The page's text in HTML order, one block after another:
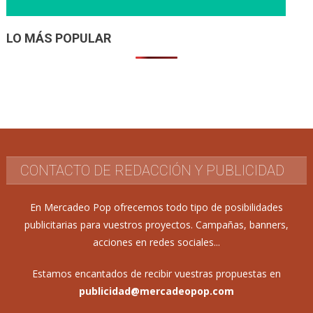
LO MÁS POPULAR
CONTACTO DE REDACCIÓN Y PUBLICIDAD
En Mercadeo Pop ofrecemos todo tipo de posibilidades
publicitarias para vuestros proyectos. Campañas, banners,
acciones en redes sociales...
Estamos encantados de recibir vuestras propuestas en
publicidad@mercadeopop.com